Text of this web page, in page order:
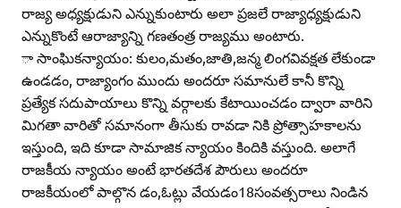
రాజ్య అధ్యక్షుడుని ఎన్నుకుంటారు అలా ప్రజలే రాజ్యాధ్యక్షుడుని
ఎన్నుకొంటే ఆరాజ్యాన్ని గణతంత్ర రాజ్యము అంటారు.
ా సాంఘికన్యాయం: కులం,మతం,జాతి,జన్మ లింగవివక్షత లేకుండా
ఉండడం, రాజ్యాంగం ముందు అందరూ సమానులే కానీ కొన్ని
ప్రత్యేక సదుపాయాలు కొన్ని వర్గాలకు కేటాయించడం ద్వారా వారిని
మిగతా వారితో సమానంగా తీసుకు రావడా నికి ప్రోత్సాహకాలను
ఇస్తుంది, ఇది కూడా సామాజిక న్యాయం కిందికి వస్తుంది. అలాగే
రాజకీయ న్యాయం అంటే భారతదేశ పౌరులు అందరూ
రాజకీయంలో పాల్గొన డం,ఓట్లు వేయడం18సంవత్సరాలు నిండిన